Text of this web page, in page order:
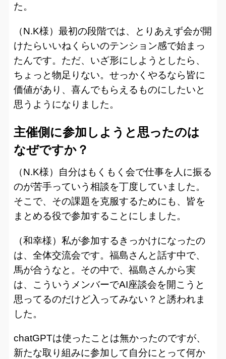
た。
（N.K様）最初の段階では、とりあえず会が開
けたらいいねくらいのテンション感で始まっ
たんです。ただ、いざ形にしようとしたら、
ちょっと物足りない。せっかくやるなら皆に
価値があり、喜んでもらえるものにしたいと
思うようになりました。
主催側に参加しようと思ったのは
なぜですか？
（N.K様）自分はもくもく会で仕事を人に振る
のが苦手っていう相談を丁度していました。
そこで、その課題を克服するためにも、皆を
まとめる役で参加することにしました。
（和幸様）私が参加するきっかけになったの
は、全体交流会です。福島さんと話す中で、
馬が合うなと。その中で、福島さんから実
は、こういうメンバーでAI座談会を開こうと
思ってるのだけど入ってみない？と誘われま
した。
chatGPTは使ったことは無かったのですが、
新たな取り組みに参加して自分にとって何か